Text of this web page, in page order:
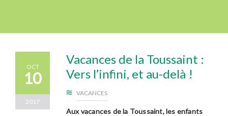
OCT
10
2017
Vacances de la Toussaint :
Vers l’infini, et au-delà !
VACANCES
Aux vacances de la Toussaint, les enfants